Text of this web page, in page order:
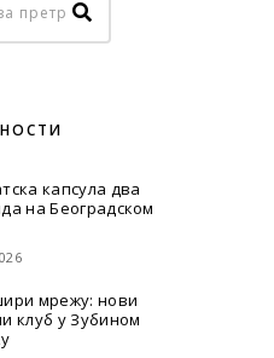
капсула два
на Београдском
мрежу: нови
клуб у Зубином